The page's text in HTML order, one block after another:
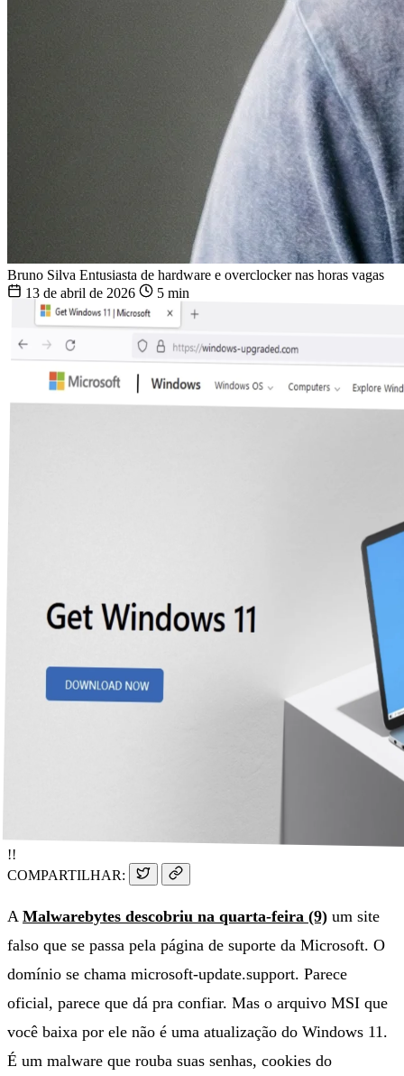
Bruno Silva Entusiasta de hardware e overclocker nas horas vagas
13 de abril de 2026
5 min
!!
COMPARTILHAR:
A Malwarebytes descobriu na quarta-feira (9) um site
falso que se passa pela página de suporte da Microsoft. O
domínio se chama microsoft-update.support. Parece
oficial, parece que dá pra confiar. Mas o arquivo MSI que
você baixa por ele não é uma atualização do Windows 11.
É um malware que rouba suas senhas, cookies do